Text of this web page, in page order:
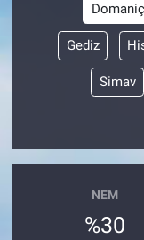
Domaniç
Gediz
Simav
NEM
%30